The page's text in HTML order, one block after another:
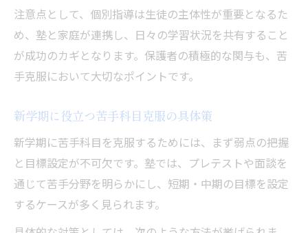
注意点として、個別指導は生徒の主体性が重要となるた
め、塾と家庭が連携し、日々の学習状況を共有すること
が成功のカギとなります。保護者の積極的な関与も、苦
手克服において大切なポイントです。
新学期に役立つ苦手科目克服の具体策
新学期に苦手科目を克服するためには、まず弱点の把握
と目標設定が不可欠です。塾では、プレテストや面談を
通じて苦手分野を明らかにし、短期・中期の目標を設定
するケースが多く見られます。